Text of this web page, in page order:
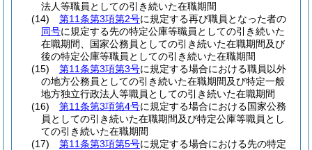
法人等職員としての引き続いた在職期間
(14)
第11条第3項第2号に規定する再び職員となった者の
同号に規定する先の特定公庫等職員としての引き続いた
在職期間、国家公務員としての引き続いた在職期間及び
後の特定公庫等職員としての引き続いた在職期間
(15)
第11条第3項第3号に規定する場合における職員以外
の地方公務員としての引き続いた在職期間及び特定一般
地方独立行政法人等職員としての引き続いた在職期間
(16)
第11条第3項第4号に規定する場合における国家公務
員としての引き続いた在職期間及び特定公庫等職員とし
ての引き続いた在職期間
(17)
第11条第3項第5号に規定する場合における先の特定